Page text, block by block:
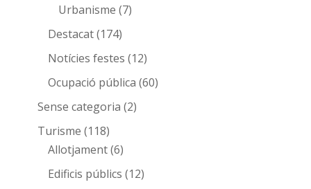
Urbanisme (7)
Destacat(174)
Notícies festes (12)
Ocupació pública (60)
Sense categoria (2)
Turisme (118)
Allotjament(6)
Edificis públics (12)